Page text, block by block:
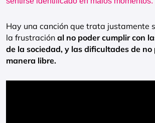
Hay una canción que trata justamente
la frustración al no poder cumplir con
de la sociedad, y las dificultades de no
manera libre.